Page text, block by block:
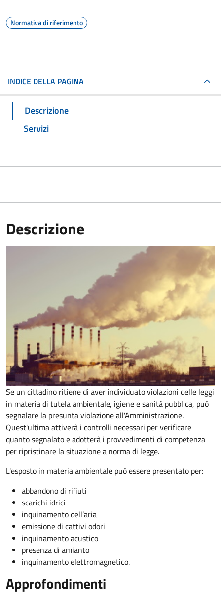
Normativa di riferimento
INDICE DELLA PAGINA
Descrizione
Servizi
Descrizione
Se un cittadino ritiene di aver individuato violazioni delle leggi
in materia di tutela ambientale, igiene e sanità pubblica, può
segnalare la presunta violazione all'Amministrazione.
Quest'ultima attiverà i controlli necessari per verificare
quanto segnalato e adotterà i provvedimenti di competenza
per ripristinare la situazione a norma di legge.
L'esposto in materia ambientale può essere presentato per:
abbandono di rifiuti
scarichi idrici
inquinamento dell’aria
emissione di cattivi odori
inquinamento acustico
presenza di amianto
inquinamento elettromagnetico.
Approfondimenti